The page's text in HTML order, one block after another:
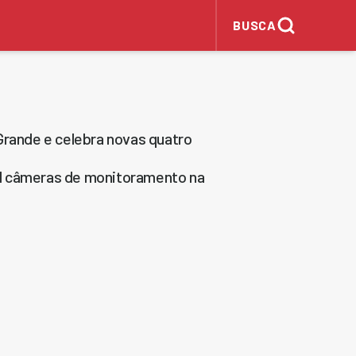
BUSCA
e celebra novas quatro
câmeras de monitoramento na